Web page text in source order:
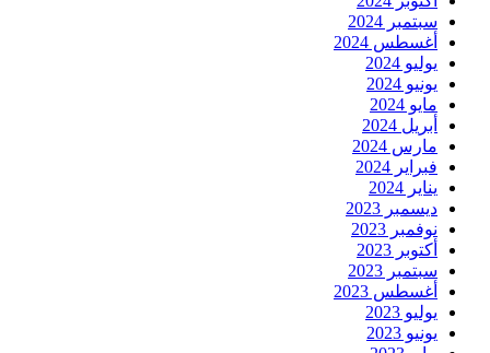
سبتمبر 2024
أغسطس 2024
يوليو 2024
يونيو 2024
مايو 2024
أبريل 2024
مارس 2024
فبراير 2024
يناير 2024
ديسمبر 2023
نوفمبر 2023
أكتوبر 2023
سبتمبر 2023
أغسطس 2023
يوليو 2023
يونيو 2023